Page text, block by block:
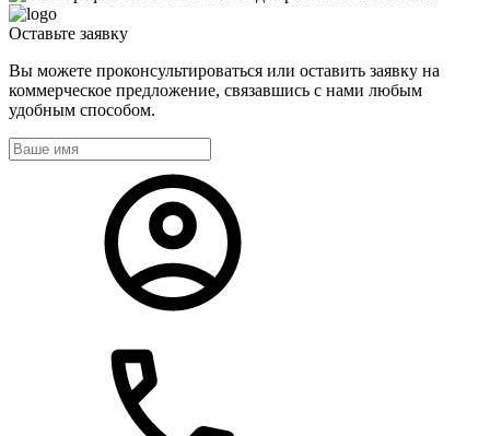
Оставьте заявку
Вы можете проконсультироваться или оставить заявку на
коммерческое предложение, связавшись с нами любым
удобным способом.